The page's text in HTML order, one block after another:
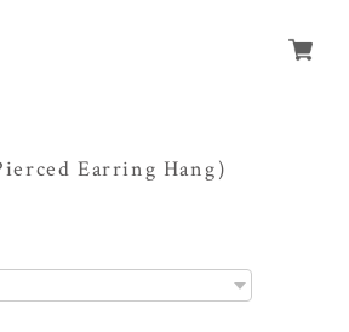
Earring Hang）